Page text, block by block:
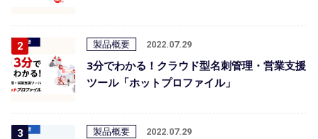
製品概要 2022.07.29
3分でわかる！クラウド型名刺管理・営業支援
ツール「ホットプロファイル」
製品概要 2022.07.29